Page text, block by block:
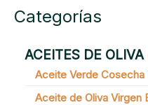
Categorías
ACEITES DE OLIVA
Aceite Verde Cosecha
Aceite de Oliva Virgen